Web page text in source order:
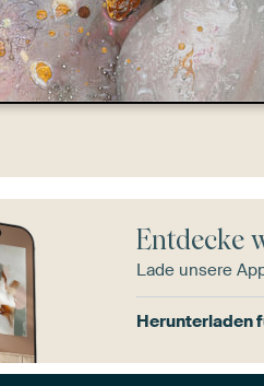
Entdecke
Lade unsere
Herunterladen